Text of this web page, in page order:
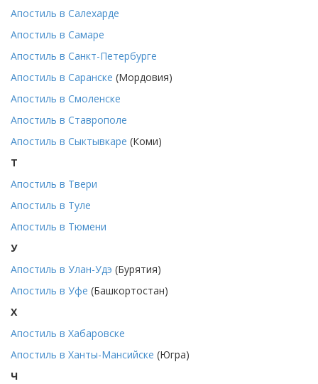
Апостиль в Салехарде
Апостиль в Самаре
Апостиль в Санкт-Петербурге
Апостиль в Саранске (Мордовия)
Апостиль в Смоленске
Апостиль в Ставрополе
Апостиль в Сыктывкаре (Коми)
Т
Апостиль в Твери
Апостиль в Туле
Апостиль в Тюмени
У
Апостиль в Улан-Удэ (Бурятия)
Апостиль в Уфе (Башкортостан)
Х
Апостиль в Хабаровске
Апостиль в Ханты-Мансийске (Югра)
Ч